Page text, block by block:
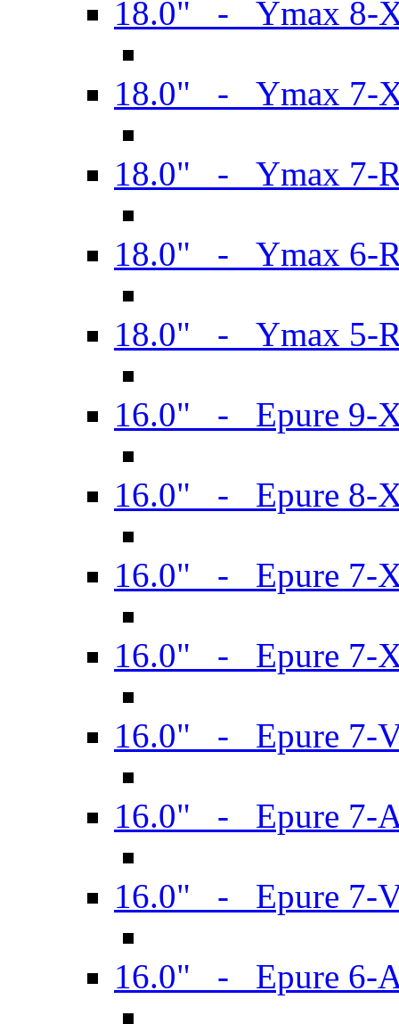
18.0" - Ymax 8-
18.0" - Ymax 7-
18.0" - Ymax 7-
18.0" - Ymax 6-
18.0" - Ymax 5-
16.0" - Epure 9-
16.0" - Epure 8-
16.0" - Epure 7-
16.0" - Epure 7-
16.0" - Epure 7-
16.0" - Epure 7-
16.0" - Epure 7-
16.0" - Epure 6-